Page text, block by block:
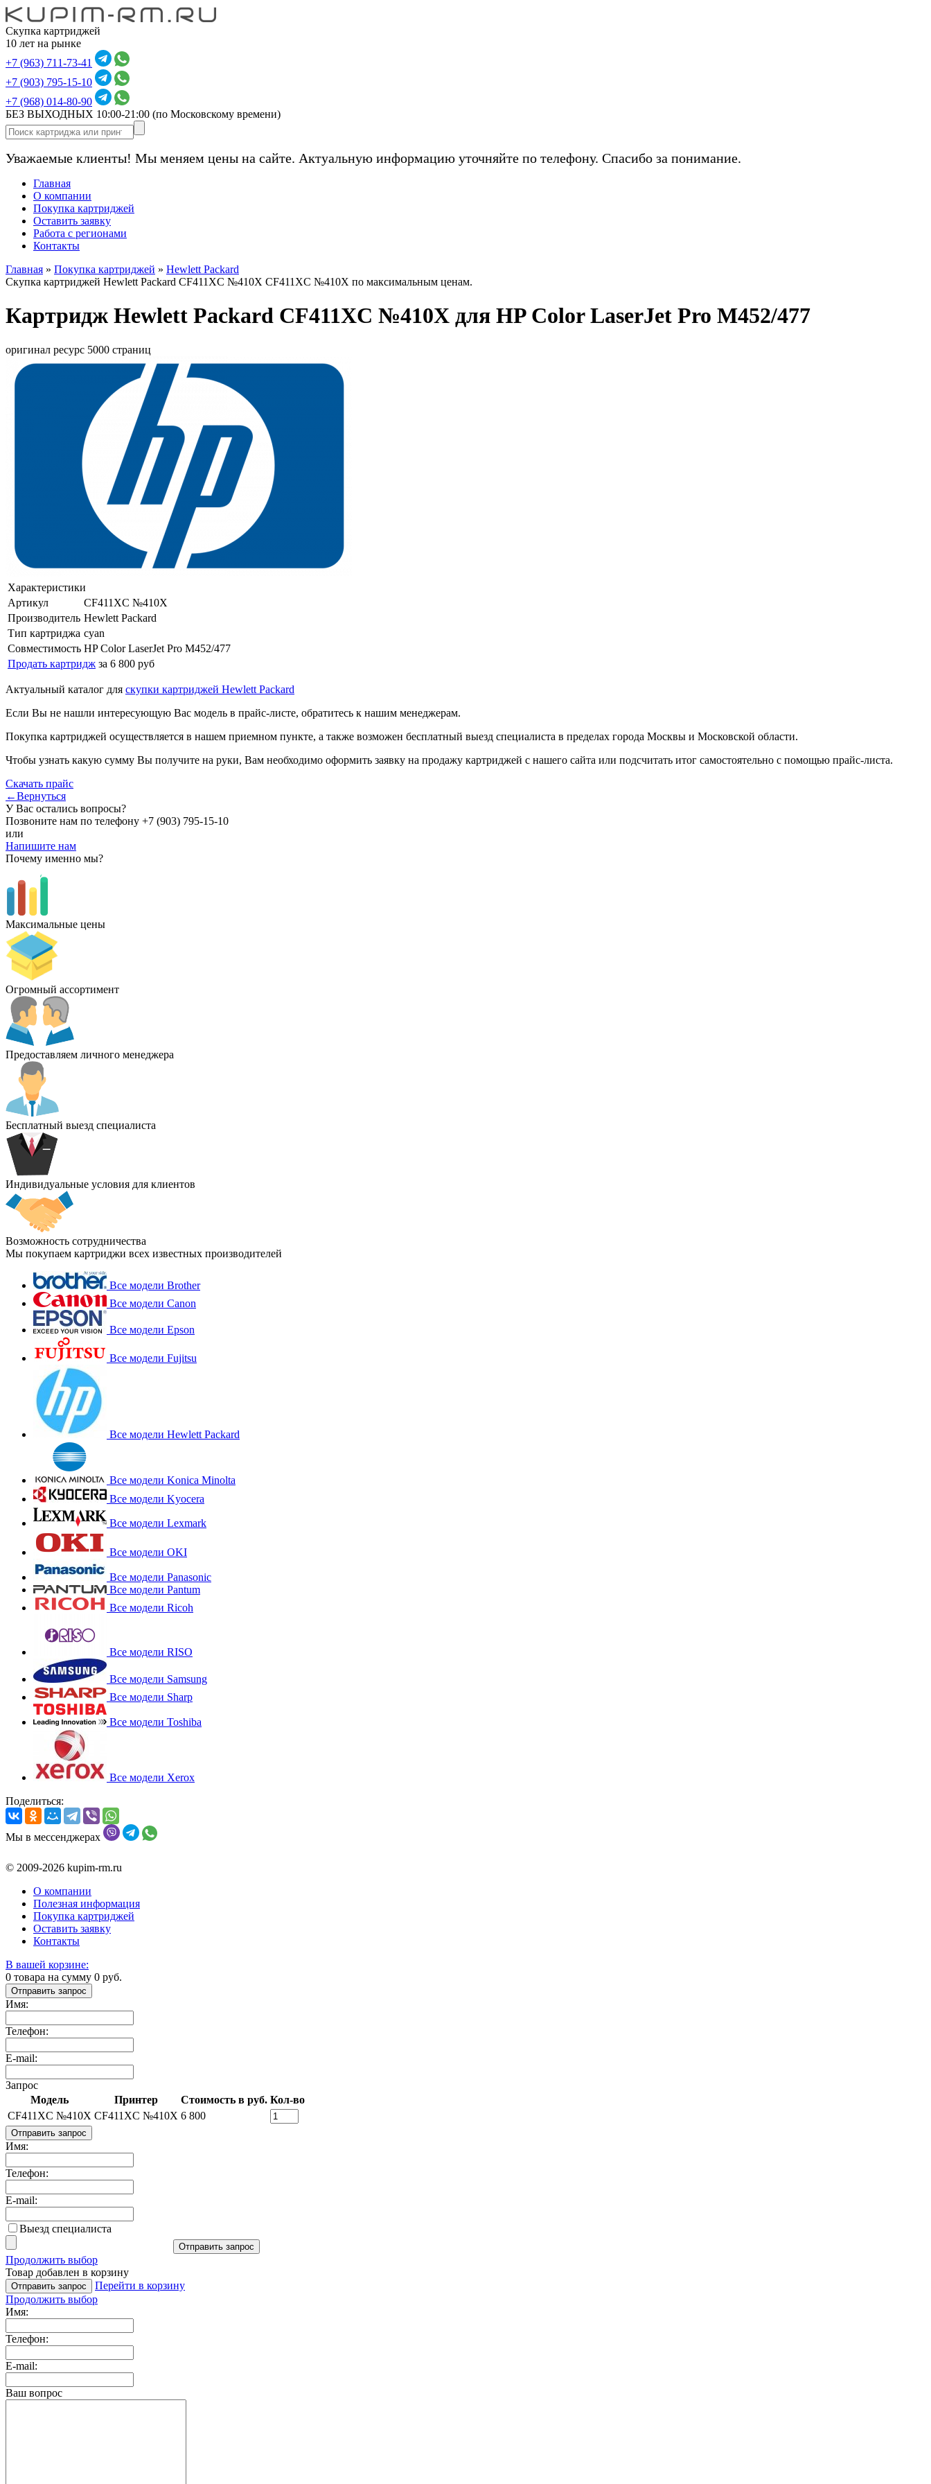
Скупка картриджей
10 лет на рынке
+7 (963) 711-73-41
+7 (903) 795-15-10
+7 (968) 014-80-90
БЕЗ ВЫХОДНЫХ 10:00-21:00 (по Московскому времени)
Уважаемые клиенты! Мы меняем цены на сайте. Актуальную информацию уточняйте по телефону. Спасибо за понимание.
Главная
О компании
Покупка картриджей
Оставить заявку
Работа с регионами
Контакты
Главная » Покупка картриджей » Hewlett Packard
Скупка картриджей Hewlett Packard CF411XC №410X CF411XC №410X по максимальным ценам.
Картридж Hewlett Packard CF411XC №410X для HP Color LaserJet Pro M452/477
оригинал ресурс 5000 страниц
Характеристики
Артикул
CF411XC №410X
Производитель Hewlett Packard
Тип картриджа cyan
Совместимость HP Color LaserJet Pro M452/477
Продать картридж за 6 800 руб
Актуальный каталог для скупки картриджей Hewlett Packard
Если Вы не нашли интересующую Вас модель в прайс-листе, обратитесь к нашим менеджерам.
Покупка картриджей осуществляется в нашем приемном пункте, а также возможен бесплатный выезд специалиста в пределах города Москвы и Московской области.
Чтобы узнать какую сумму Вы получите на руки, Вам необходимо оформить заявку на продажу картриджей с нашего сайта или подсчитать итог самостоятельно с помощью прайс-листа.
Скачать прайс
←Вернуться
У Вас остались вопросы?
Позвоните нам по телефону +7 (903) 795-15-10
или
Напишите нам
Почему именно мы?
Максимальные цены
Огромный ассортимент
Предоставляем личного менеджера
Бесплатный выезд специалиста
Индивидуальные условия для клиентов
Возможность сотрудничества
Мы покупаем картриджи всех известных производителей
Все модели Brother
Все модели Canon
Все модели Epson
Все модели Fujitsu
Все модели Hewlett Packard
Все модели Konica Minolta
Все модели Kyocera
Все модели Lexmark
Все модели OKI
Все модели Panasonic
Все модели Pantum
Все модели Ricoh
Все модели RISO
Все модели Samsung
Все модели Sharp
Все модели Toshiba
Все модели Xerox
Поделиться:
Мы в мессенджерах
© 2009-2026 kupim-rm.ru
О компании
Полезная информация
Покупка картриджей
Оставить заявку
Контакты
В вашей корзине:
0 товара на сумму 0 руб.
Отправить запрос
Имя:
Телефон:
E-mail:
Запрос
Модель
Принтер Стоимость в руб. Кол-во
CF411XC №410X CF411XC №410X 6 800
Отправить запрос
Имя:
Телефон:
E-mail:
Выезд специалиста
Отправить запрос
Продолжить выбор
Товар добавлен в корзину
Отправить запрос
Перейти в корзину
Продолжить выбор
Имя:
Телефон:
E-mail:
Ваш вопрос